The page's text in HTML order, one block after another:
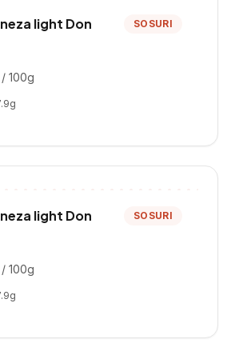
light Don
SOSURI
100g
g
light Don
SOSURI
100g
g